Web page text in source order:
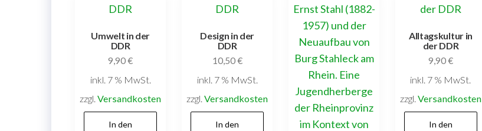
Umwelt in der
DDR
9,90€
inkl. 7 % MwSt.
zzgl.Versandkosten
In den
Design in der
DDR
10,50€
inkl. 7 % MwSt.
zzgl.Versandkosten
In den
Alltagskultur in
der DDR
9,90€
inkl. 7 % MwSt.
zzgl. Versandkosten
In den